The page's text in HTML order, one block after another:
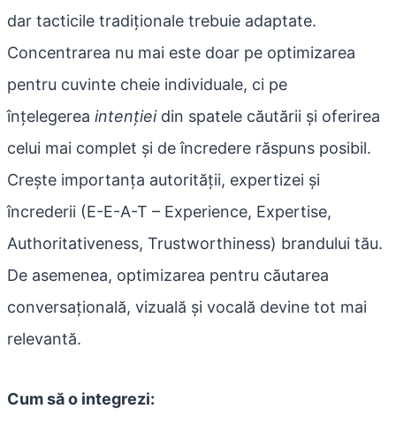
dar tacticile tradiționale trebuie adaptate.
Concentrarea nu mai este doar pe optimizarea
pentru cuvinte cheie individuale, ci pe
înțelegerea intențieidin spatele căutării și oferirea
celui mai complet și de încredere răspuns posibil.
Crește importanța autorității, expertizei și
încrederii (E-E-A-T – Experience, Expertise,
Authoritativeness, Trustworthiness) brandului tău.
De asemenea, optimizarea pentru căutarea
conversațională, vizuală și vocală devine tot mai
relevantă.
Cum să o integrezi: